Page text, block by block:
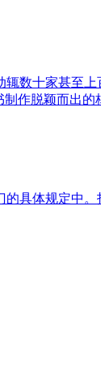
数十家甚至
作脱颖而出的
具体规定中